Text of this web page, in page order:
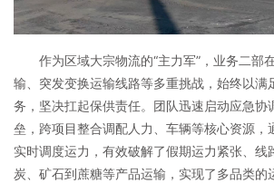
作为区域大宗物流的“主力军”，业务二部
输、突发变换运输线路等多重挑战，始终以满
务，坚决扛起保供责任。团队迅速启动应急协
垒，跨项目整合调配人力、车辆等核心资源，
实时调度运力，有效破解了假期运力紧张、线
炭、矿石到蔗糖等产品运输，实现了多品类的